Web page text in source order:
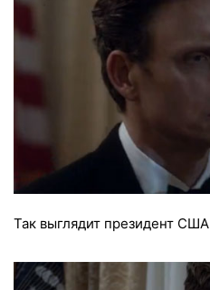
Так выглядит президент США